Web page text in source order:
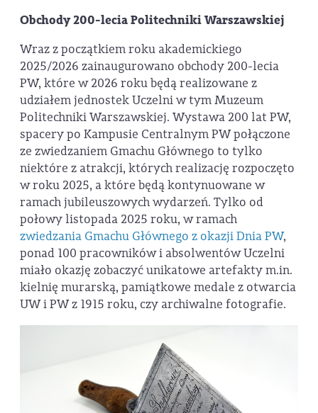
Obchody 200-lecia Politechniki Warszawskiej
Wraz z początkiem roku akademickiego
2025/2026 zainaugurowano obchody 200-lecia
PW, które w 2026 roku będą realizowane z
udziałem jednostek Uczelni w tym Muzeum
Politechniki Warszawskiej. Wystawa 200 lat PW,
spacery po Kampusie Centralnym PW połączone
ze zwiedzaniem Gmachu Głównego to tylko
niektóre z atrakcji, których realizację rozpoczęto
w roku 2025, a które będą kontynuowane w
ramach jubileuszowych wydarzeń. Tylko od
połowy listopada 2025 roku, w ramach
zwiedzania Gmachu Głównego z okazji Dnia PW,
ponad 100 pracowników i absolwentów Uczelni
miało okazję zobaczyć unikatowe artefakty m.in.
kielnię murarską, pamiątkowe medale z otwarcia
UW i PW z 1915 roku, czy archiwalne fotografie.